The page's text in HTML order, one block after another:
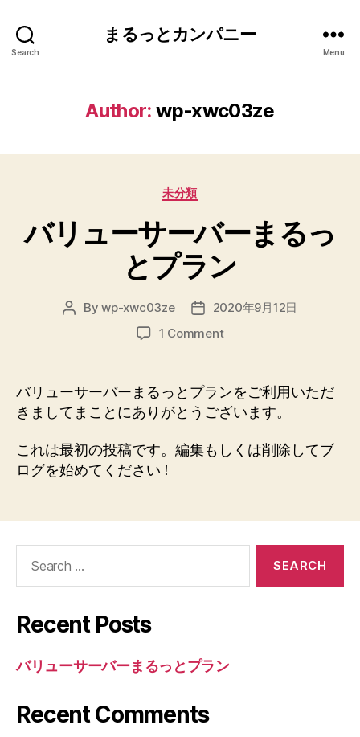
Search
まるっとカンパニー
Menu
Author: wp-xwc03ze
Categories
未分類
バリューサーバーまるっ
とプラン
PostBywp-xwc03ze
Post2020年9月12日
1 Commenton
ュ
ー
サ
バ
と
バリューサーバーまるっとプランをご利用いただ
きましてまことにありがとうございます。
これは最初の投稿です。編集もしくは削除してブ
ログを始めてください !
Recent Posts
バリューサーバーまるっとプラン
Recent Comments